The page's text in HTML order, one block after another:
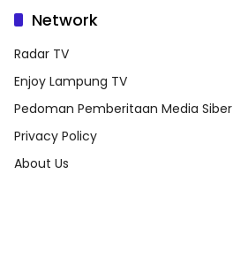
Network
Radar TV
Enjoy Lampung TV
Pedoman Pemberitaan Media Siber
Privacy Policy
About Us